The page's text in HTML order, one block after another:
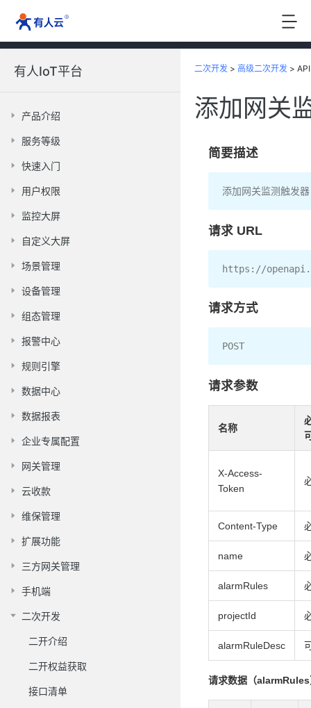
有人IoT平台
产品介绍
服务等级
快速入门
用户权限
监控大屏
自定义大屏
场景管理
设备管理
组态管理
报警中心
规则引擎
数据中心
数据报表
企业专属配置
网关管理
云收款
维保管理
扩展功能
三方网关管理
手机端
二次开发
二开介绍
二开权益获取
接口清单
二次开发 > 高级二次开发 >
添加网关
简要描述
添加网关监测触发器
请求 URL
https : //
请求方式
POST
请求参数
名称
X-Access-
Token
Content-Type
name
alarmRules
projectId
alarmRuleDesc
请求数据（